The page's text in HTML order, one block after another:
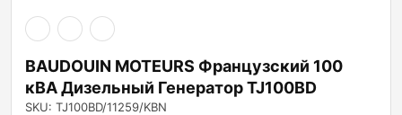
BAUDOUIN MOTEURS Французский 100
кВА Дизельный Генератор TJ100BD
SKU: TJ100BD/11259/KBN